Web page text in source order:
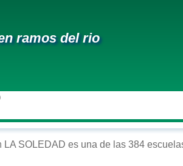
ramos del rio
LA SOLEDAD es una de las 384